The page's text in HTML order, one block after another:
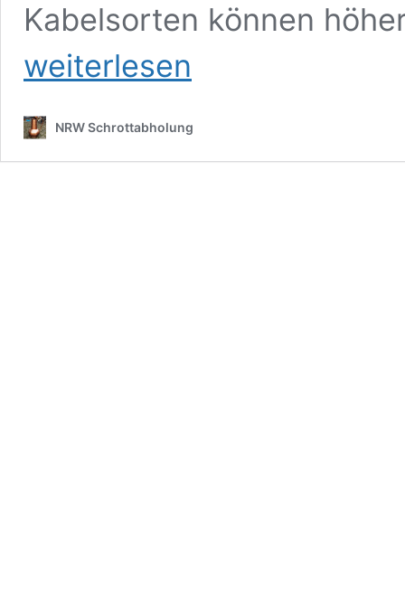
Kabelsorten können
weiterlesen
NRW Schrottabholung